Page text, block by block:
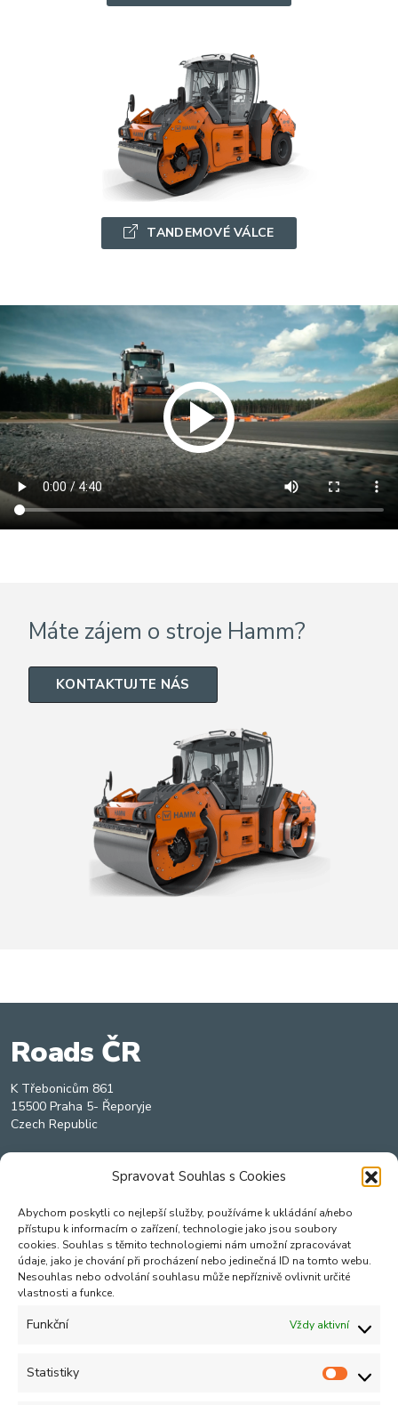
Spravovat Souhlas s Cookies
Abychom poskytli co nejlepší služby, používáme k ukládání a/nebo
přístupu k informacím o zařízení, technologie jako jsou soubory
cookies. Souhlas s těmito technologiemi nám umožní zpracovávat
údaje, jako je chování při procházení nebo jedinečná ID na tomto webu.
Nesouhlas nebo odvolání souhlasu může nepříznivě ovlivnit určité
vlastnosti a funkce.
Funkční Vždy aktivní
Statistiky
TANDEMOVÉ VÁLCE
Máte zájem o stroje Hamm?
KONTAKTUJTE NÁS
Roads ČR
K Třebonicům 861
15500 Praha 5- Řeporyje
Czech Republic
Úvodní stránka
PRODUKTY
Kleemann
Hamm
Wirtgen